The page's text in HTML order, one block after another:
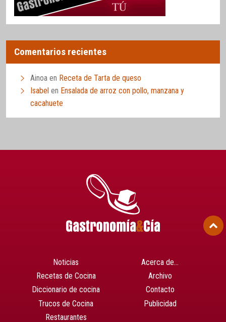
Comentarios recientes
Ainoa en Receta de Tarta de queso
Isabel en Ensalada de arroz con pollo, manzana y
cacahuete
Noticias
Recetas de Cocina
Diccionario de cocina
Trucos de Cocina
Restaurantes
Acerca de…
Archivo
Contacto
Publicidad